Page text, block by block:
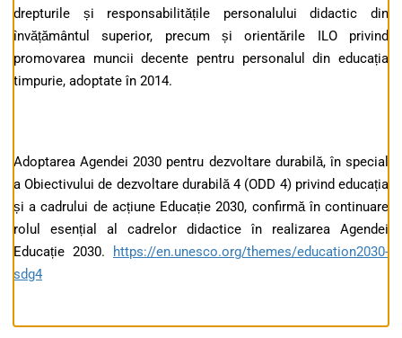
drepturile și responsabilitățile personalului didactic din
învățământul superior, precum și orientările ILO privind
promovarea muncii decente pentru personalul din educația
timpurie, adoptate în 2014.
Adoptarea Agendei 2030 pentru dezvoltare durabilă, în special
a Obiectivului de dezvoltare durabilă 4 (ODD 4) privind educația
și a cadrului de acțiune Educație 2030, confirmă în continuare
rolul esențial al cadrelor didactice în realizarea Agendei
Educație 2030.
https://en.unesco.org/themes/education2030-
sdg4